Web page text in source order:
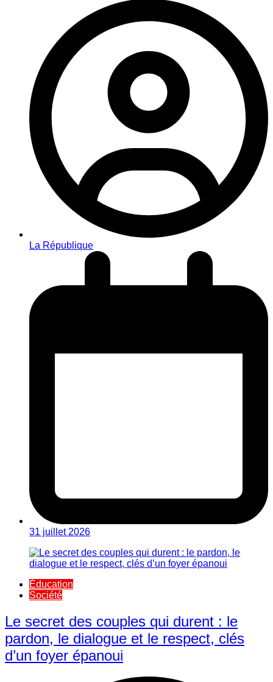
La République
31 juillet 2026
Éducation
Société
Le secret des couples qui durent : le
pardon, le dialogue et le respect, clés
d’un foyer épanoui